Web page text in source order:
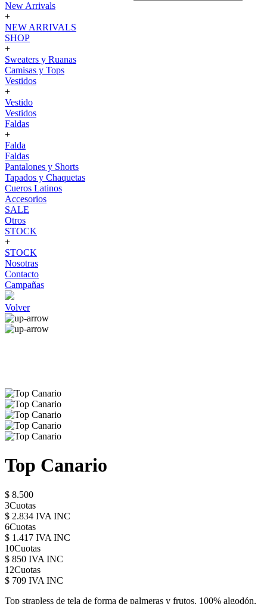
New Arrivals
+
NEW ARRIVALS
SHOP
+
Sweaters y Ruanas
Camisas y Tops
Vestidos
+
Vestido
Vestidos
Faldas
+
Falda
Faldas
Pantalones y Shorts
Tapados y Chaquetas
Cueros Latinos
Accesorios
SALE
Otros
STOCK
+
STOCK
Nosotras
Contacto
Campañas
Volver
Top Canario
$ 8.500
3Cuotas
$ 2.834 IVA INC
6Cuotas
$ 1.417 IVA INC
10Cuotas
$ 850 IVA INC
12Cuotas
$ 709 IVA INC
Top strapless de tela de forma de palmeras y frutos. 100% algodón,